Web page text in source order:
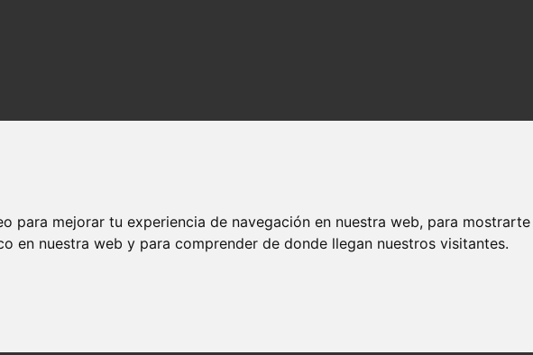
para mejorar tu experiencia de navegación en nuestra web, para
en nuestra web y para comprender de donde llegan nuestros visitantes.